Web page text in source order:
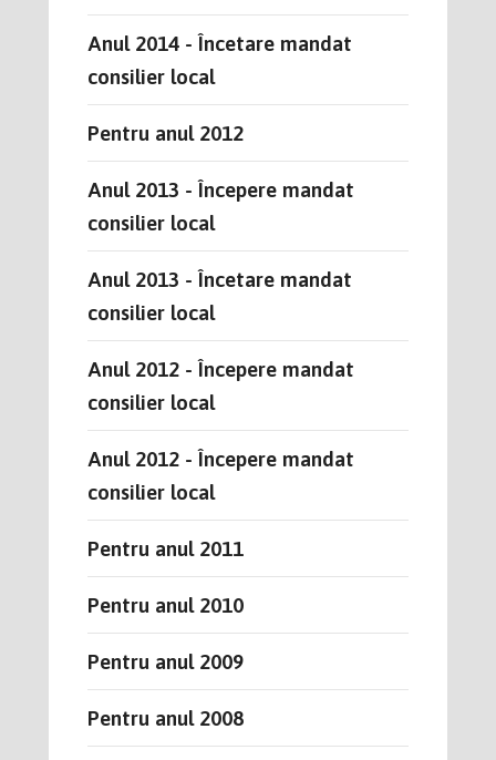
Anul 2014 - Încetare mandat
consilier local
Pentru anul 2012
Anul 2013 - Începere mandat
consilier local
Anul 2013 - Încetare mandat
consilier local
Anul 2012 - Începere mandat
consilier local
Anul 2012 - Începere mandat
consilier local
Pentru anul 2011
Pentru anul 2010
Pentru anul 2009
Pentru anul 2008